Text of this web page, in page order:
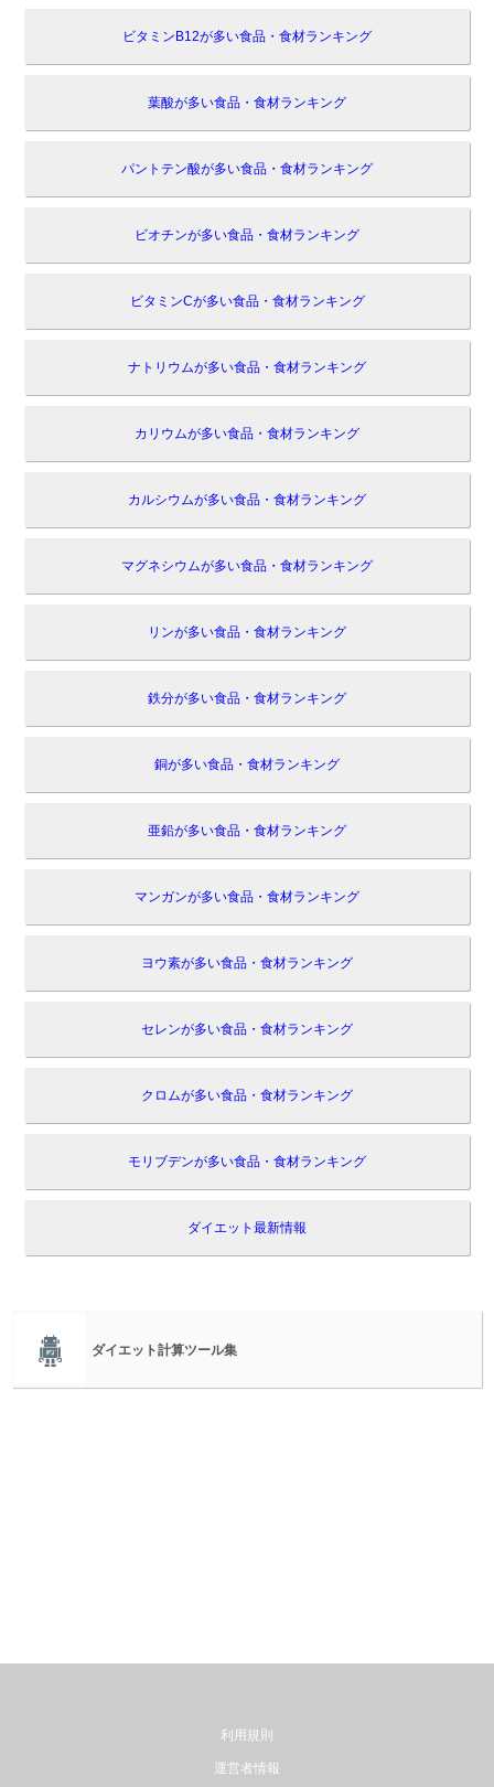
ビタミンB12が多い食品・食材ランキング
葉酸が多い食品・食材ランキング
パントテン酸が多い食品・食材ランキング
ビオチンが多い食品・食材ランキング
ビタミンCが多い食品・食材ランキング
ナトリウムが多い食品・食材ランキング
カリウムが多い食品・食材ランキング
カルシウムが多い食品・食材ランキング
マグネシウムが多い食品・食材ランキング
リンが多い食品・食材ランキング
鉄分が多い食品・食材ランキング
銅が多い食品・食材ランキング
亜鉛が多い食品・食材ランキング
マンガンが多い食品・食材ランキング
ヨウ素が多い食品・食材ランキング
セレンが多い食品・食材ランキング
クロムが多い食品・食材ランキング
モリブデンが多い食品・食材ランキング
ダイエット最新情報
ダイエット計算ツール集
利用規則
運営者情報